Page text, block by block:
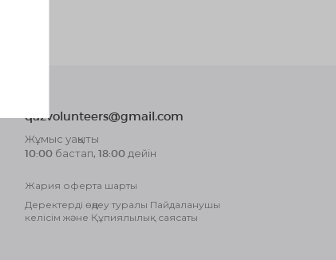
qazvolunteers@gmail.com
Жұмыс уақыты
10:00 бастап, 18:00 дейін
Жария оферта шарты
Деректерді өңдеу туралы Пайдаланушы
келісім және Құпиялылық саясаты